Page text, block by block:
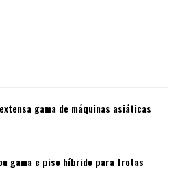
gama de máquinas asiáticas
gama e piso híbrido para frotas